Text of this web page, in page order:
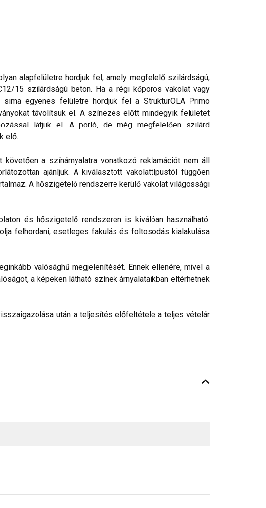
alapfelületre hordjuk fel, amely megfelelő szilárdságú,
15 szilárdságú beton. Ha a régi kőporos vakolat vagy
egyenes felületre hordjuk fel a StrukturOLA Primo
távolítsuk el. A színezés előtt mindegyik felületet
látjuk el. A porló, de még megfelelően szilárd
elő.
a színárnyalatra vonatkozó reklamációt nem áll
ajánljuk. A kiválasztott vakolattípustól függően
A hőszigetelő rendszerre kerülő vakolat világossági
és hőszigetelő rendszeren is kiválóan használható.
felhordani, esetleges fakulás és foltosodás kialakulása
valósághű megjelenítését. Ennek ellenére, mivel a
a képeken látható színek árnyalataikban eltérhetnek
után a teljesítés előfeltétele a teljes vételár